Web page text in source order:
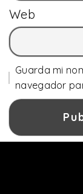
Web
Guarda mi
navegador